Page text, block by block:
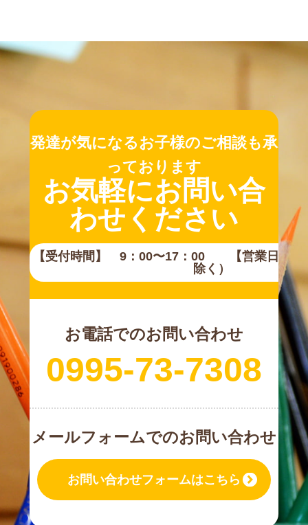
発達が気になるお子様のご相談も承
っております
お気軽にお問い合
わせください
【受付時間】 9：00〜17：00 【営業日】
除く）
お電話でのお問い合わせ
0995-73-7308
メールフォームでのお問い合わせ
お問い合わせフォームはこちら